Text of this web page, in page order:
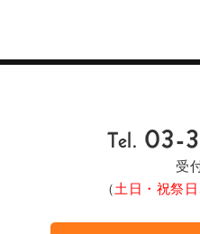
受
（土日・祝祭